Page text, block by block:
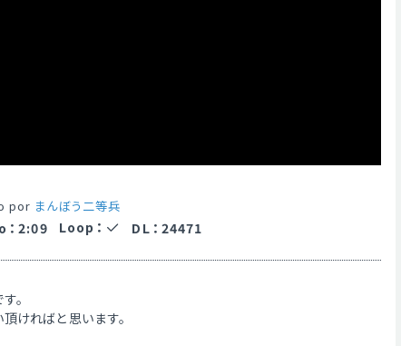
por まんぼう二等兵
： 2:09 Loop ： DL ： 24471
。
ければと思います。